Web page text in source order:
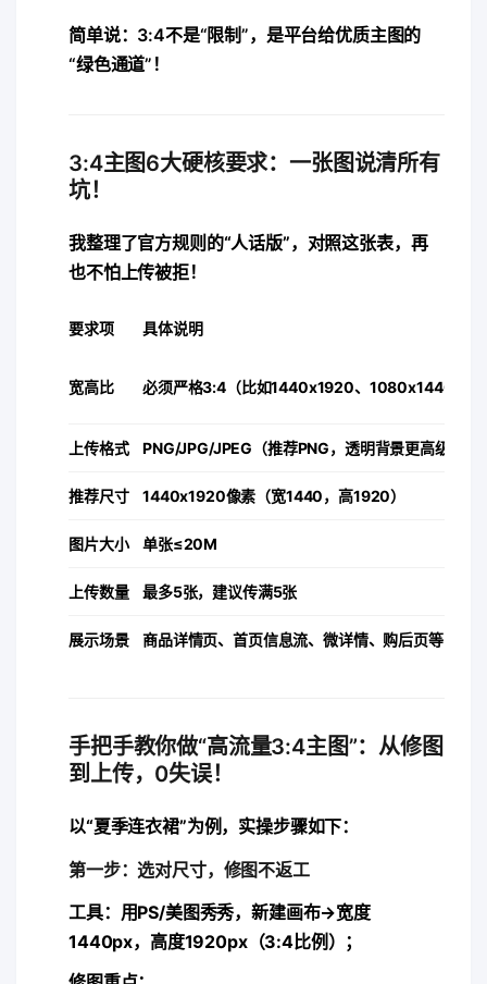
​简单说：3:4不是“限制”，是平台给优质主图的
“绿色通道”！​
3:4主图6大硬核要求：一张图说清所有
坑！
我整理了官方规则的“人话版”，对照这张表，再
也不怕上传被拒！
​要求项​ ​具体说明​
​宽高比​ 必须严格3:4（比如1440x1920、1080x1440）
​上传格式​ PNG/JPG/JPEG（推荐PNG，透明背景更高级）
​推荐尺寸​ 1440x1920像素（宽1440，高1920）
​图片大小​ 单张≤20M
​上传数量​ 最多5张，建议传满5张
​展示场景​ 商品详情页、首页信息流、微详情、购后页等
手把手教你做“高流量3:4主图”：从修图
到上传，0失误！
以“夏季连衣裙”为例，实操步骤如下：
第一步：选对尺寸，修图不返工
​工具​​：用PS/美图秀秀，新建画布→宽度
1440px，高度1920px（3:4比例）；